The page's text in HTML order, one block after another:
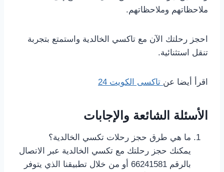
ملاحظاتهم وملاحظاتهم.
احجز رحلتك الآن مع تاكسي الخالدية واستمتع بتجربة
تنقل استثنائية.
اقرأ أيضا عن تاكسى الكويت 24
الأسئلة الشائعة والإجابات
ما هي طرق حجز رحلات تكسي الخالدية؟
يمكنك حجز رحلتك مع تكسي الخالدية عبر الاتصال
بالرقم 66241581 أو من خلال تطبيقنا الذي يتوفر